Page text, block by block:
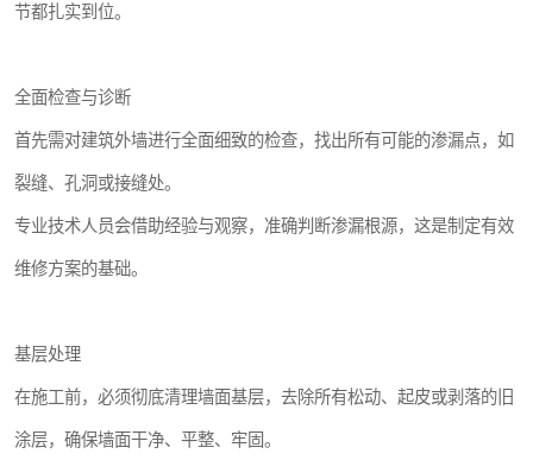
节都扎实到位。
全面检查与诊断
首先需对建筑外墙进行全面细致的检查，找出所有可能的渗漏点，如
裂缝、孔洞或接缝处。
专业技术人员会借助经验与观察，准确判断渗漏根源，这是制定有效
维修方案的基础。
基层处理
在施工前，必须彻底清理墙面基层，去除所有松动、起皮或剥落的旧
涂层，确保墙面干净、平整、牢固。